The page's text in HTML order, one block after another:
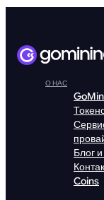
О НАС
Блог
Coins